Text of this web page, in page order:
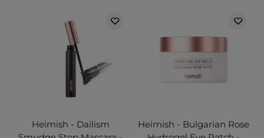
Heimish - Dailism
Heimish - Bulgarian Rose